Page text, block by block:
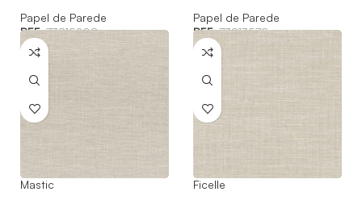
Papel de Parede
REF:73815208
Papel de Parede
REF:73813578
Mastic Ficelle